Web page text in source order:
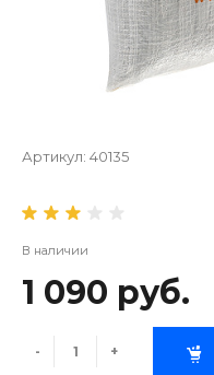
Артикул: 40135
В наличии
1 090 руб.
- +